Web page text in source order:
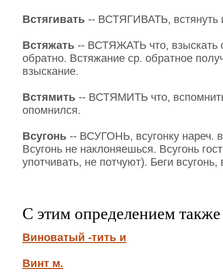
Встягивать -- ВСТЯГИВАТЬ, встянуть
Встяжать -- ВСТЯЖАТЬ что, взыскать
обратно. Встяжание ср. обратное
взыскание.
Встямить -- ВСТЯМИТЬ что,
опомнился.
Всугонь -- ВСУГОНЬ, всугонку нареч.
Всугонь не наклоняешься. Всугонь
употчивать, не потчуют). Беги всугонь,
С этим определением
Виноватый -тить и
Винт м.